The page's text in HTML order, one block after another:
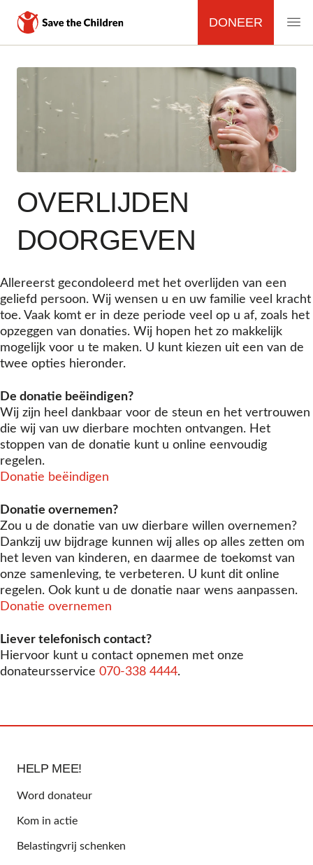
Overslaan
MAIN
NAVIGATION
DONEER
OVERLIJDEN
DOORGEVEN
Allereerst gecondoleerd met het overlijden van een
geliefd persoon. Wij wensen u en uw familie veel kracht
toe. Vaak komt er in deze periode veel op u af, zoals het
opzeggen van donaties. Wij hopen het zo makkelijk
mogelijk voor u te maken. U kunt kiezen uit een van de
twee opties hieronder.
De donatie beëindigen?
Wij zijn heel dankbaar voor de steun en het vertrouwen
die wij van uw dierbare mochten ontvangen. Het
stoppen van de donatie kunt u online eenvoudig
regelen.
Donatie beëindigen
Donatie overnemen?
Zou u de donatie van uw dierbare willen overnemen?
Dankzij uw bijdrage kunnen wij alles op alles zetten om
het leven van kinderen, en daarmee de toekomst van
onze samenleving, te verbeteren. U kunt dit online
regelen. Ook kunt u de donatie naar wens aanpassen.
Donatie overnemen
Liever telefonisch contact?
Hiervoor kunt u contact opnemen met onze
donateursservice 070-338 4444.
HELP MEE!
Word donateur
Kom in actie
Belastingvrij schenken